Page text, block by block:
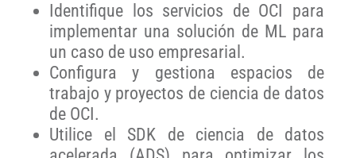
Identifique los servicios de OCI para
implementar una solución de ML para
un caso de uso empresarial.
Configura y gestiona espacios de
trabajo y proyectos de ciencia de datos
de OCI.
Utilice el SDK de ciencia de datos